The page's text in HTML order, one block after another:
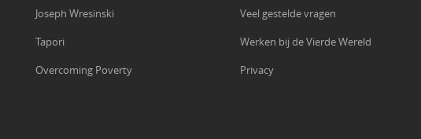
Joseph Wresinski
Tapori
Overcoming Poverty
Veel gestelde vragen
Werken bij de Vierde Wereld
Privacy